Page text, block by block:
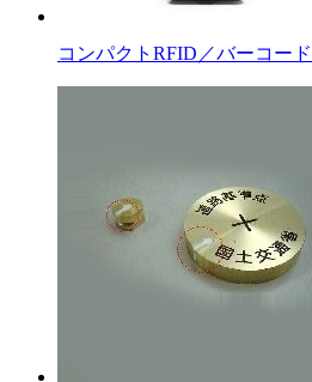
コンパクトRFID／バーコー